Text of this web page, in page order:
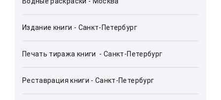
Издание книги - Санкт-Петербург
Печать тиража книги  - Санкт-Петербург
Реставрация книги - Санкт-Петербург